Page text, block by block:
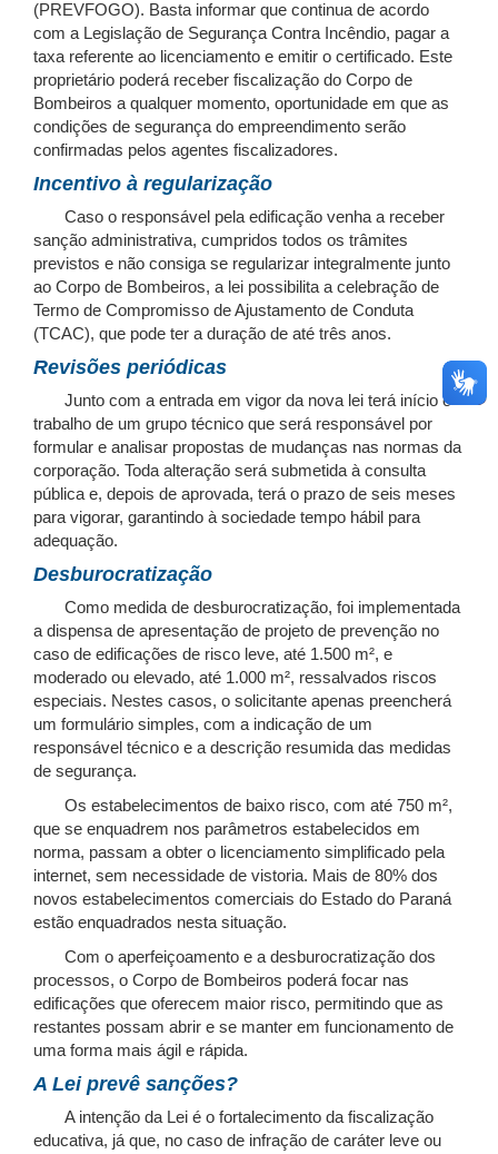
(PREVFOGO). Basta informar que continua de acordo
com a Legislação de Segurança Contra Incêndio, pagar a
taxa referente ao licenciamento e emitir o certificado. Este
proprietário poderá receber fiscalização do Corpo de
Bombeiros a qualquer momento, oportunidade em que as
condições de segurança do empreendimento serão
confirmadas pelos agentes fiscalizadores.
Incentivo à regularização
Caso o responsável pela edificação venha a receber
sanção administrativa, cumpridos todos os trâmites
previstos e não consiga se regularizar integralmente junto
ao Corpo de Bombeiros, a lei possibilita a celebração de
Termo de Compromisso de Ajustamento de Conduta
(TCAC), que pode ter a duração de até três anos.
Revisões periódicas
Junto com a entrada em vigor da nova lei terá início o
trabalho de um grupo técnico que será responsável por
formular e analisar propostas de mudanças nas normas da
corporação. Toda alteração será submetida à consulta
pública e, depois de aprovada, terá o prazo de seis meses
para vigorar, garantindo à sociedade tempo hábil para
adequação.
Desburocratização
Como medida de desburocratização, foi implementada
a dispensa de apresentação de projeto de prevenção no
caso de edificações de risco leve, até 1.500 m², e
moderado ou elevado, até 1.000 m², ressalvados riscos
especiais. Nestes casos, o solicitante apenas preencherá
um formulário simples, com a indicação de um
responsável técnico e a descrição resumida das medidas
de segurança.
Os estabelecimentos de baixo risco, com até 750 m²,
que se enquadrem nos parâmetros estabelecidos em
norma, passam a obter o licenciamento simplificado pela
internet, sem necessidade de vistoria. Mais de 80% dos
novos estabelecimentos comerciais do Estado do Paraná
estão enquadrados nesta situação.
Com o aperfeiçoamento e a desburocratização dos
processos, o Corpo de Bombeiros poderá focar nas
edificações que oferecem maior risco, permitindo que as
restantes possam abrir e se manter em funcionamento de
uma forma mais ágil e rápida.
A Lei prevê sanções?
A intenção da Lei é o fortalecimento da fiscalização
educativa, já que, no caso de infração de caráter leve ou